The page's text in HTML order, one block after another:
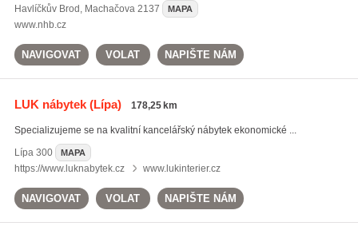
Havlíčkův Brod , Machačova 2137 MAPA
www.nhb.cz
NAVIGOVAT VOLAT NAPIŠTE NÁM
LUK nábytek(Lípa) 178,25 km
Specializujeme se na kvalitní kancelářský nábytek ekonomické ...
Lípa300 MAPA
https://www.luknabytek.cz www.lukinterier.cz
NAVIGOVAT VOLAT NAPIŠTE NÁM